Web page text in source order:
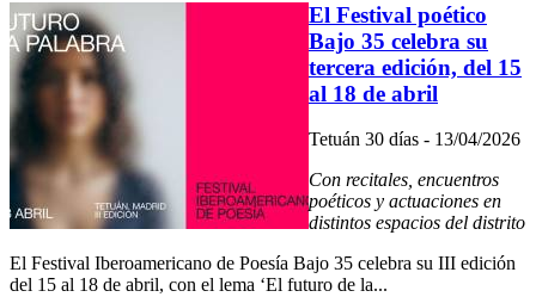
El Festival poético
Bajo 35 celebra su
tercera edición, del 15
al 18 de abril
Tetuán 30 días - 13/04/2026
Con recitales, encuentros
poéticos y actuaciones en
distintos espacios del distrito
El Festival Iberoamericano de Poesía Bajo 35 celebra su III edición
del 15 al 18 de abril, con el lema ‘El futuro de la...